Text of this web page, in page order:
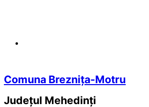
Comuna Breznița-Motru
Județul Mehedinți